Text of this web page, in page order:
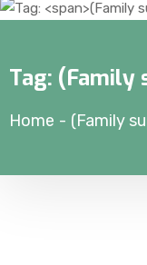
Tag: (Family
Home - (Family